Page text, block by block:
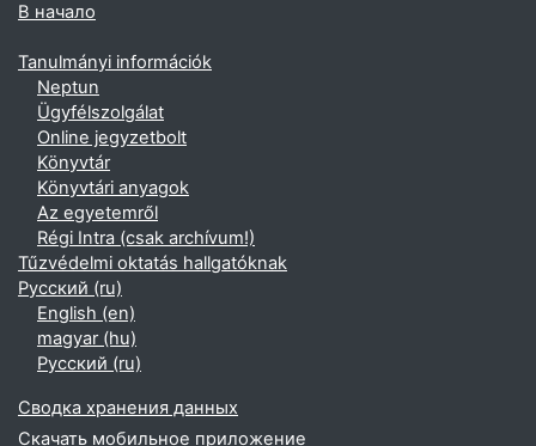
В начало
Tanulmányi információk
Neptun
Ügyfélszolgálat
Online jegyzetbolt
Könyvtár
Könyvtári anyagok
Az egyetemről
Régi Intra (csak archívum!)
Tűzvédelmi oktatás hallgatóknak
Русский ‎(ru)‎
English ‎(en)‎
magyar ‎(hu)‎
Русский ‎(ru)‎
Сводка хранения данных
Скачать мобильное приложение